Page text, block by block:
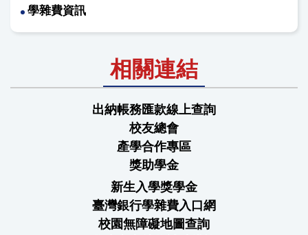
學雜費資訊
相關連結
出納帳務匯款線上查詢
校友總會
產學合作專區
獎助學金
新生入學獎學金
臺灣銀行學雜費入口網
校園無障礙地圖查詢